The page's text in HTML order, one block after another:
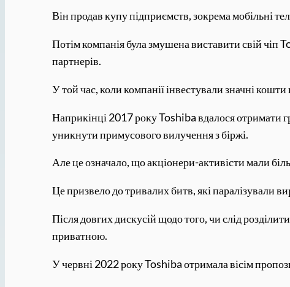
Він продав купу підприємств, зокрема мобільні
Потім компанія була змушена виставити свій чіп
партнерів.
У той час, коли компанії інвестували значні
Наприкінці 2017 року Toshiba вдалося отримати
уникнути примусового вилучення з біржі.
Але це означало, що акціонери-активісти мали
Це призвело до тривалих битв, які паралізували
Після довгих дискусій щодо того, чи слід
приватною.
У червні 2022 року Toshiba отримала вісім